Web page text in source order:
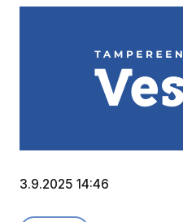
3.9.2025 14:46